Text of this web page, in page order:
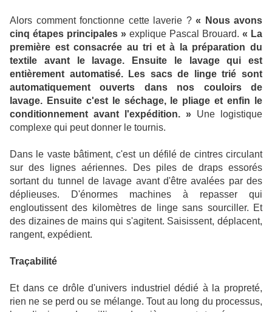
Alors comment fonctionne cette laverie ? « Nous avons
cinq étapes principales » explique Pascal Brouard. « La
première est consacrée au tri et à la préparation du
textile avant le lavage. Ensuite le lavage qui est
entièrement automatisé. Les sacs de linge trié sont
automatiquement ouverts dans nos couloirs de
lavage. Ensuite c'est le séchage, le pliage et enfin le
conditionnement avant l'expédition. » Une logistique
complexe qui peut donner le tournis.
Dans le vaste bâtiment, c'est un défilé de cintres circulant
sur des lignes aériennes. Des piles de draps essorés
sortant du tunnel de lavage avant d'être avalées par des
déplieuses. D'énormes machines à repasser qui
engloutissent des kilomètres de linge sans sourciller. Et
des dizaines de mains qui s'agitent. Saisissent, déplacent,
rangent, expédient.
Traçabilité
Et dans ce drôle d'univers industriel dédié à la propreté,
rien ne se perd ou se mélange. Tout au long du processus,